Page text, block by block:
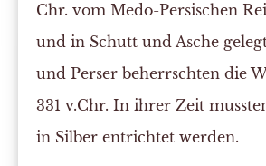
Chr. vom Medo-Persischen
und in Schutt und Asche
und Perser beherrschten die
331 v.Chr. In ihrer Zeit
in Silber entrichtet werden.